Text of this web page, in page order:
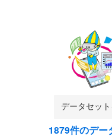
1879件のデー